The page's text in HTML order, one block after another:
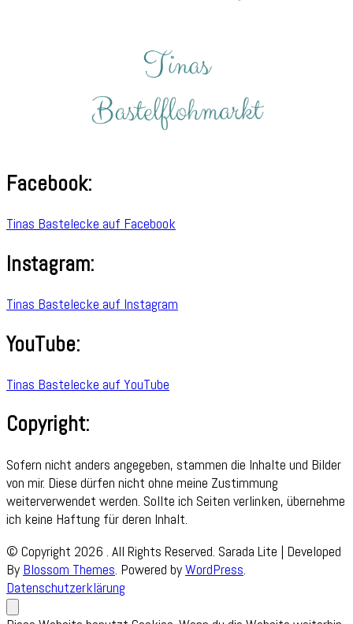
Facebook:
Tinas Bastelecke auf Facebook
Instagram:
Tinas Bastelecke auf Instagram
YouTube:
Tinas Bastelecke auf YouTube
Copyright:
Sofern nicht anders angegeben, stammen die Inhalte und Bilder
von mir. Diese dürfen nicht ohne meine Zustimmung
weiterverwendet werden. Sollte ich Seiten verlinken, übernehme
ich keine Haftung für deren Inhalt.
© Copyright 2026 . All Rights Reserved. Sarada Lite | Developed
By Blossom Themes. Powered byWordPress.
Datenschutzerklärung